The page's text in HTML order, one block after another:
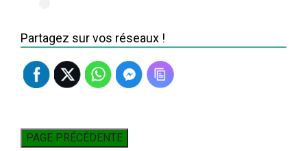
Partagez sur vos réseaux !